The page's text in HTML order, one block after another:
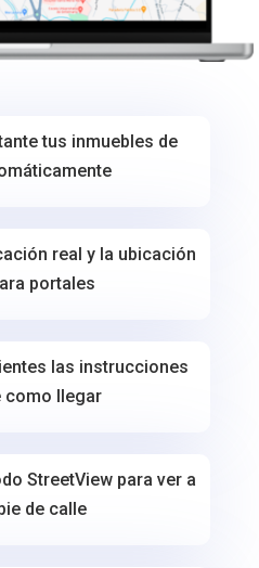
tus inmuebles de
real y la ubicación
portales
las instrucciones
como llegar
StreetView para ver a
de calle